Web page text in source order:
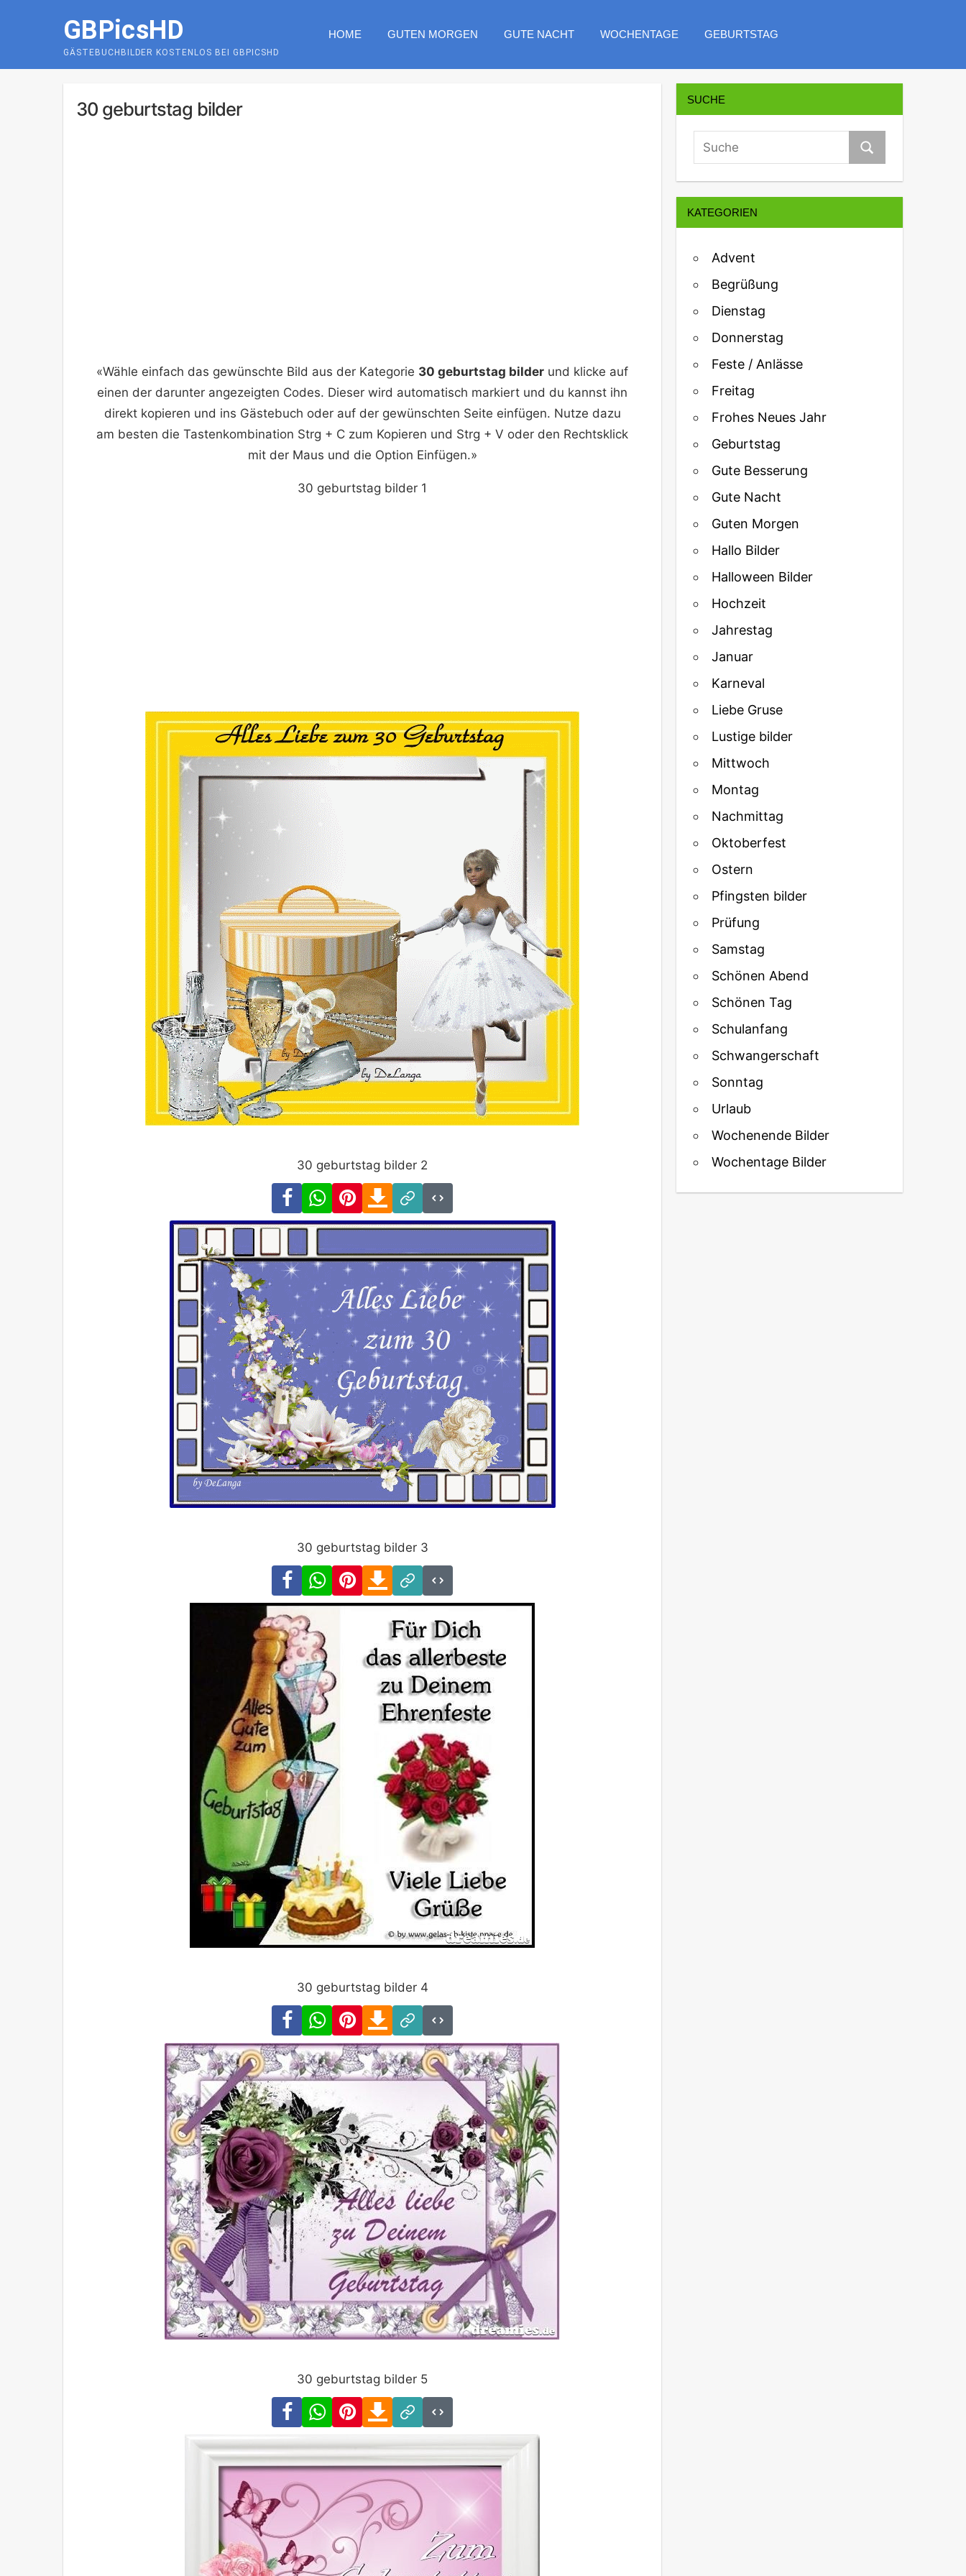
GBPicsHD
GÄSTEBUCHBILDER KOSTENLOS BEI GBPICSHD
HOME GUTEN MORGEN GUTE NACHT WOCHENTAGE GEBURTSTAG
30 geburtstag bilder
«Wähle einfach das gewünschte Bild aus der Kategorie 30 geburtstag bilder und klicke auf
einen der darunter angezeigten Codes. Dieser wird automatisch markiert und du kannst ihn
direkt kopieren und ins Gästebuch oder auf der gewünschten Seite einfügen. Nutze dazu
am besten die Tastenkombination Strg + C zum Kopieren und Strg + V oder den Rechtsklick
mit der Maus und die Option Einfügen.»
30 geburtstag bilder 1
30 geburtstag bilder 2
FacebookWhatsAppPinterestDownload
Link
30 geburtstag bilder 3
FacebookWhatsAppPinterestDownload
Link
30 geburtstag bilder 4
FacebookWhatsAppPinterestDownload
Link
30 geburtstag bilder 5
FacebookWhatsAppPinterestDownload
Link
SUCHE
KATEGORIEN
Advent
Begrüßung
Dienstag
Donnerstag
Feste / Anlässe
Freitag
Frohes Neues Jahr
Geburtstag
Gute Besserung
Gute Nacht
Guten Morgen
Hallo Bilder
Halloween Bilder
Hochzeit
Jahrestag
Januar
Karneval
Liebe Gruse
Lustige bilder
Mittwoch
Montag
Nachmittag
Oktoberfest
Ostern
Pfingsten bilder
Prüfung
Samstag
Schönen Abend
Schönen Tag
Schulanfang
Schwangerschaft
Sonntag
Urlaub
Wochenende Bilder
Wochentage Bilder